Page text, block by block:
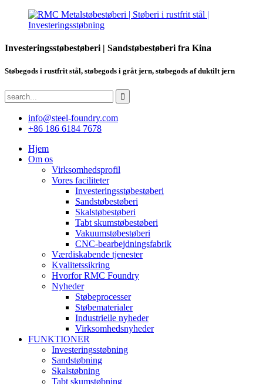
Investeringsstøbestøberi | Sandstøbestøberi fra Kina
Støbegods i rustfrit stål, støbegods i gråt jern, støbegods af duktilt jern
info@steel-foundry.com
+86 186 6184 7678
Hjem
Om os
Virksomhedsprofil
Vores faciliteter
Investeringsstøbestøberi
Sandstøbestøberi
Skalstøbestøberi
Tabt skumstøbestøberi
Vakuumstøbestøberi
CNC-bearbejdningsfabrik
Værdiskabende tjenester
Kvalitetssikring
Hvorfor RMC Foundry
Nyheder
Støbeprocesser
Støbematerialer
Industrielle nyheder
Virksomhedsnyheder
FUNKTIONER
Investeringsstøbning
Sandstøbning
Skalstøbning
Tabt skumstøbning